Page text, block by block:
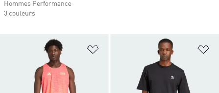
Hommes Performance
3 couleurs
Ajouter à la Liste de produits